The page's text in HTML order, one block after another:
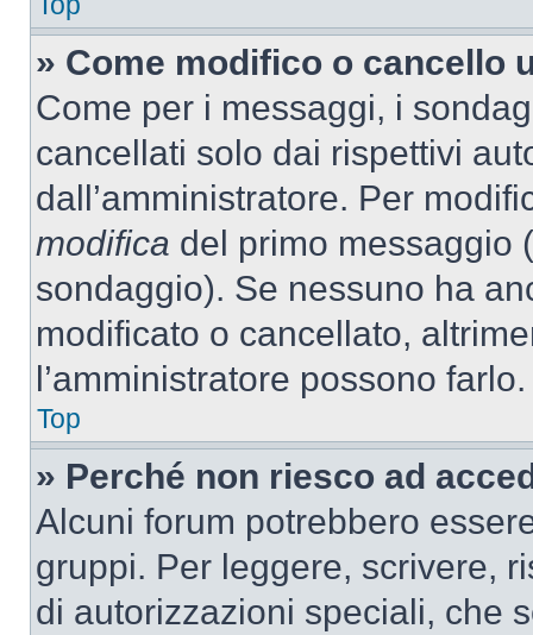
» Come modifico o cancello
Come per i messaggi, i
cancellati solo dai rispettivi
dall’amministratore. Per
modifica del primo messaggio
sondaggio). Se nessuno ha
modificato o cancellato,
l’amministratore possono farlo.
Top
» Perché non riesco ad
Alcuni forum potrebbero
gruppi. Per leggere, scrivere,
di autorizzazioni speciali, che